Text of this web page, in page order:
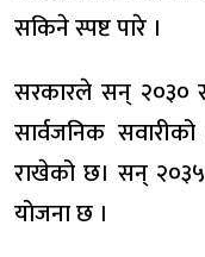
सकिने स्पष्ट पारे ।
सरकारले सन् २०३०
सार्वजनिक
राखेको छ। सन् २०३५
योजना छ ।